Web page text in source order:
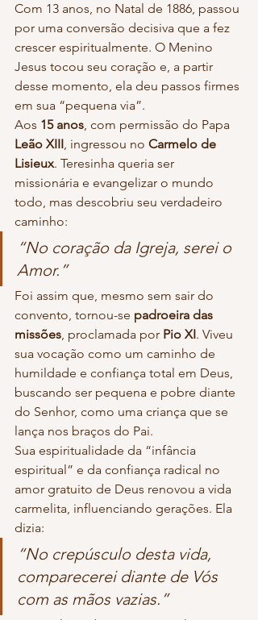
Com 13 anos, no Natal de 1886, passou
por uma conversão decisiva que a fez
crescer espiritualmente. O Menino
Jesus tocou seu coração e, a partir
desse momento, ela deu passos firmes
em sua “pequena via”.
Aos 15 anos, com permissão do Papa
Leão XIII, ingressou no Carmelo de
Lisieux. Teresinha queria ser
missionária e evangelizar o mundo
todo, mas descobriu seu verdadeiro
caminho:
“No coração da Igreja, serei o
Amor.”
Foi assim que, mesmo sem sair do
convento, tornou-se padroeira das
missões, proclamada por Pio XI. Viveu
sua vocação como um caminho de
humildade e confiança total em Deus,
buscando ser pequena e pobre diante
do Senhor, como uma criança que se
lança nos braços do Pai.
Sua espiritualidade da “infância
espiritual” e da confiança radical no
amor gratuito de Deus renovou a vida
carmelita, influenciando gerações. Ela
dizia:
“No crepúsculo desta vida,
comparecerei diante de Vós
com as mãos vazias.”